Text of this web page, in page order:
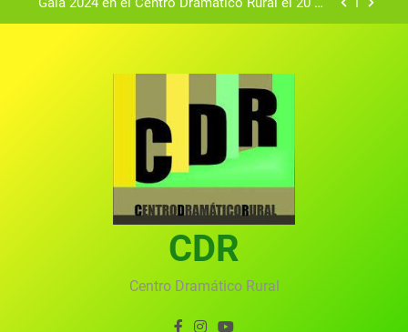
Textos seleccionados en el VI Certamen
Gala del Centro Dramático Rural 2025
Gala 2024 en el Centro Dramático Rural el 20 de
Textos seleccionados en el VI Certamen
Francisco Nieva de piezas breves teatrales
convocado por el Centro Dramático Rural de Mira
(Cuenca)
Gala anual virtual del Centro Dramático Rural de
CDR
Centro Dramático Rural